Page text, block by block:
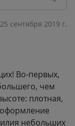
0
25 сентября 2019 г.
Во-первых,
чем
плотная,
небольших